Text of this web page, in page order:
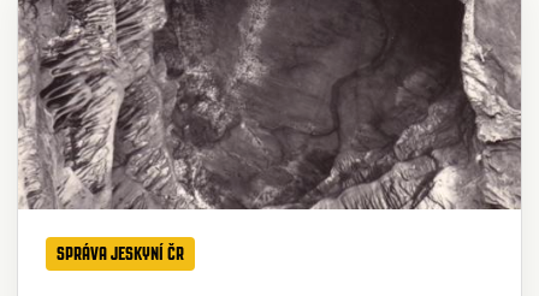
SPRÁVA JESKYNÍ ČR